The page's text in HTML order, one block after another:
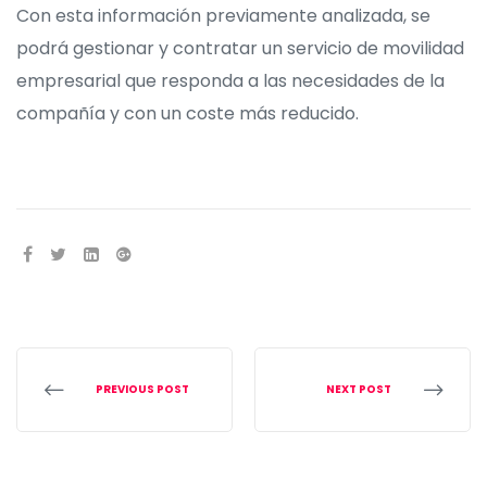
Con esta información previamente analizada, se
podrá gestionar y contratar un servicio de movilidad
empresarial que responda a las necesidades de la
compañía y con un coste más reducido.
SHARE:
PREVIOUS POST NEXT POST